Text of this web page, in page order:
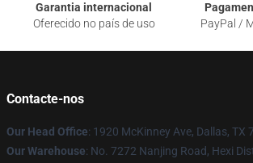
Garantia internacional
Oferecido no país de uso
PayPal /
Contacte-nos
Our Head Office: 1920 McKinney Ave, Dallas, TX
Our Warehouse: No. 7272 Nanjing Road, Hexi